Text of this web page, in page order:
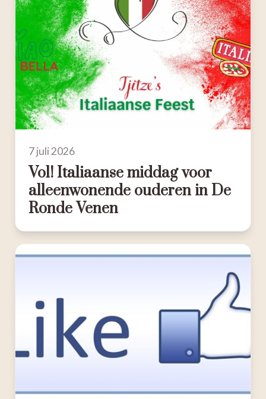
7 juli 2026
Vol! Italiaanse middag voor
alleenwonende ouderen in De
Ronde Venen